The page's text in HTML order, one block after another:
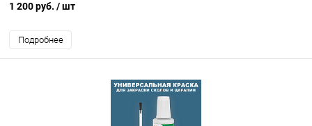
1 200 руб. / шт
Подробнее